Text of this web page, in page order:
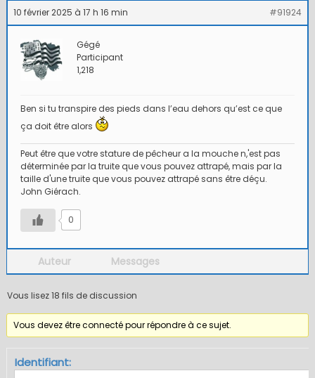
10 février 2025 à 17 h 16 min #91924
Gégé
Participant
1,218
Ben si tu transpire des pieds dans l’eau dehors qu’est ce que
ça doit être alors
Peut être que votre stature de pêcheur a la mouche n,'est pas
déterminée par la truite que vous pouvez attrapé, mais par la
taille d'une truite que vous pouvez attrapé sans être déçu.
John Giérach.
0
Auteur Messages
Vous lisez 18 fils de discussion
Vous devez être connecté pour répondre à ce sujet.
Identifiant: